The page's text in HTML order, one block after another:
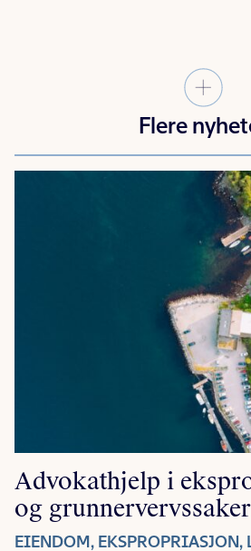
Flere
Advokathjelp i
og grunnervervssaker
EIENDOM, EKSPROPRIASJON,